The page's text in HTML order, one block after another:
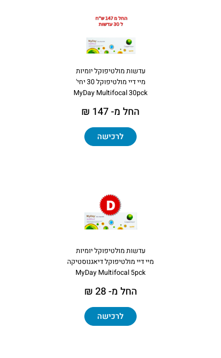
עדשות מולטיפוקל יומיות
מיי דיי מולטיפוקל 30 יחי'
MyDay Multifocal 30pck
החל מ- 147 ₪
לרכישה
עדשות מולטיפוקל יומיות
מיי דיי מולטיפוקל דיאגנוסטיקה
MyDay Multifocal 5pck
החל מ- 28 ₪
לרכישה